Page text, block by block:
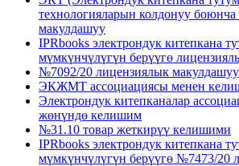
технологияларын колдонуу
макулдашуу
IPRbooks электрондук китепкана
мүмкүнчүлүгүн берүүгө
№7092/20 лицензиялык макулдашуу
ЭКЖМТ ассоциациясы менен
Электрондук китепканалар
жөнүндө келишим
№31.10 товар жеткирүү келишими
IPRbooks электрондук китепкана
мүмкүнчүлүгүн берүүгө №7473/20